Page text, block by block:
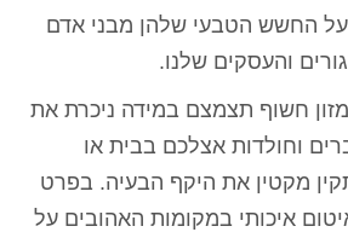
על החשש הטבעי שלהן מבני אדם
והעסקים שלנו.
חשוף תצמצם במידה ניכרת את
וחולדות אצלכם בבית או
מקטין את היקף הבעיה. בפרט
איכותי במקומות האהובים על